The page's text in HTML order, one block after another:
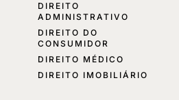
DIREITO
ADMINISTRATIVO
DIREITO DO
CONSUMIDOR
DIREITO MÉDICO
DIREITO IMOBILIÁRIO